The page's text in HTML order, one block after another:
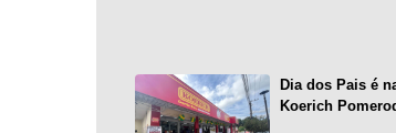
Dia dos Pais é
Koerich